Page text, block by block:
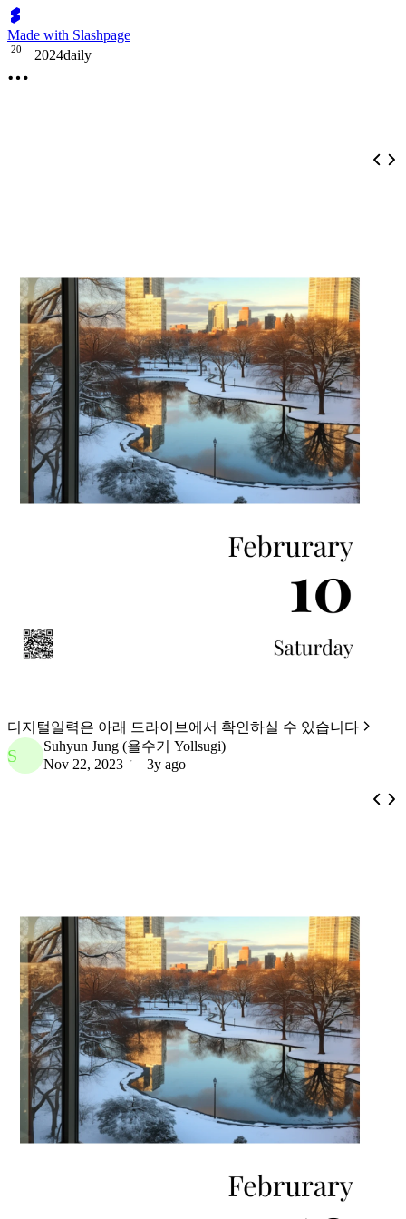
Made with Slashpage
20 2024daily
디지털일력은 아래 드라이브에서 확인하실 수 있습니다
S
Suhyun Jung (욜수기 Yollsugi)
Nov 22, 2023
3y ago